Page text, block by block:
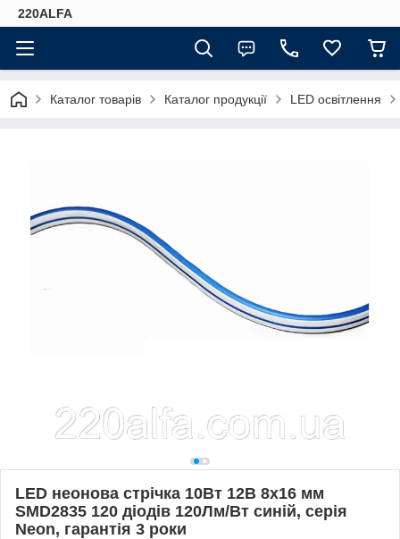
220ALFA
Каталог товарів Каталог продукції LED освітлення
LED неонова стрічка 10Вт 12В 8х16 мм
SMD2835 120 діодів 120Лм/Вт синій, серія
Neon, гарантія 3 роки